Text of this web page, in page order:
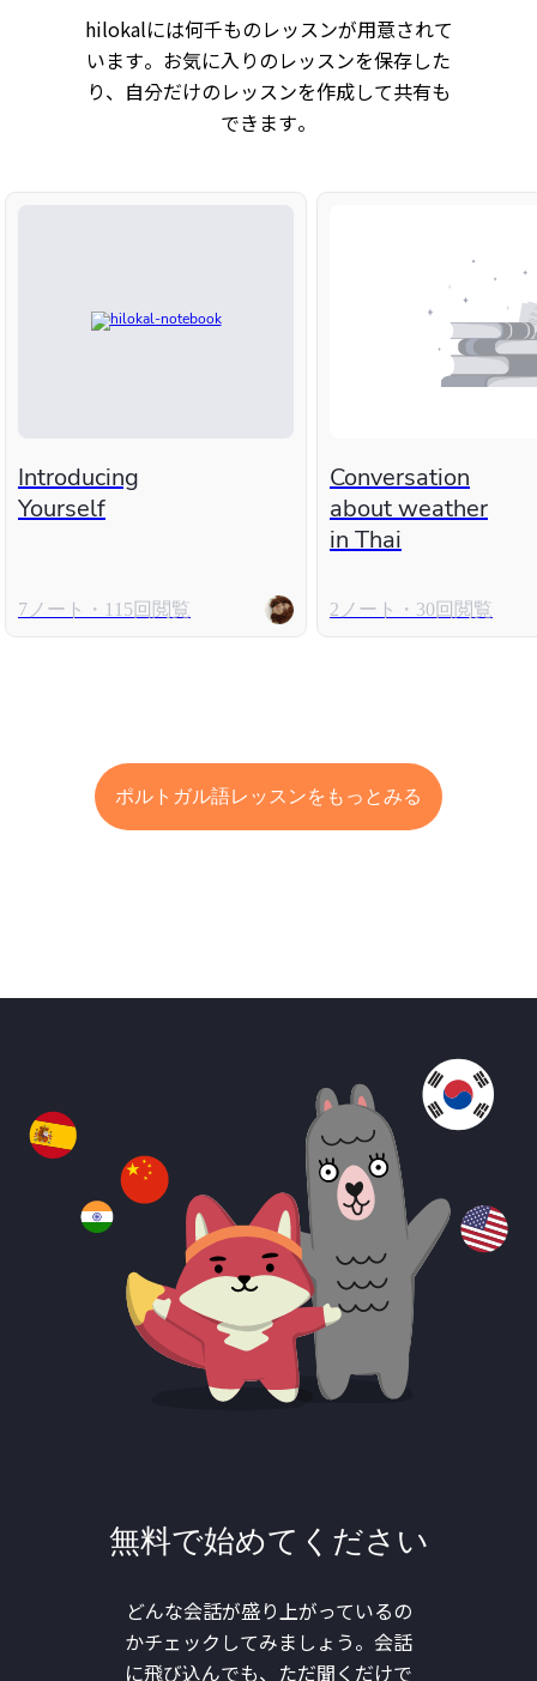
hilokalには何千ものレッスンが用意されて
います。お気に入りのレッスンを保存した
り、自分だけのレッスンを作成して共有も
できます。
Introducing
Yourself
7ノート・115回閲覧
Conversation
about weather
in Thai
2ノート・30回閲覧
ポルトガル語レッスンをもっとみる
無料で始めてください
どんな会話が盛り上がっているの
かチェックしてみましょう。会話
に飛び込んでも、ただ聞くだけで